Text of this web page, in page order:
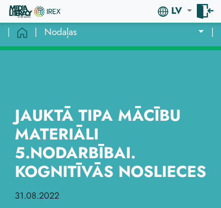
LV
|
| Nodaļas |
JAUKTĀ TIPA MĀCĪBU
MATERIĀLI
5.NODARBĪBAI.
KOGNITĪVĀS NOSLIECES
31.08.2022